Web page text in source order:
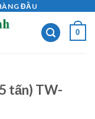
ĐẦU
0
tấn) TW-